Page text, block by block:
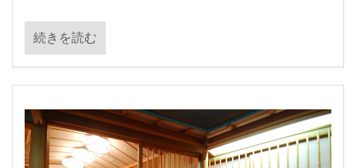
続きを読む